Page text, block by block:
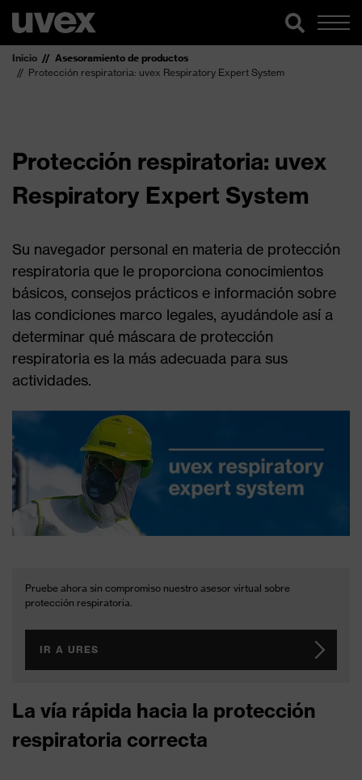
Inicio
Asesoramiento de productos
Protección respiratoria: uvex Respiratory Expert System
Protección respiratoria: uvex
Respiratory Expert System
Su navegador personal en materia de protección
respiratoria que le proporciona conocimientos
básicos, consejos prácticos e información sobre
las condiciones marco legales, ayudándole así a
determinar qué máscara de protección
respiratoria es la más adecuada para sus
actividades.
Pruebe ahora sin compromiso nuestro asesor virtual sobre
protección respiratoria.
IR A URES
La vía rápida hacia la protección
respiratoria correcta